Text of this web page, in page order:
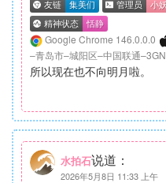
Google Chrome 146.0.0.0
–青岛市–城阳区–中国联通
所以现在也不向明月啦。
水拍石说道：
2026年5月8日 11:33 上午